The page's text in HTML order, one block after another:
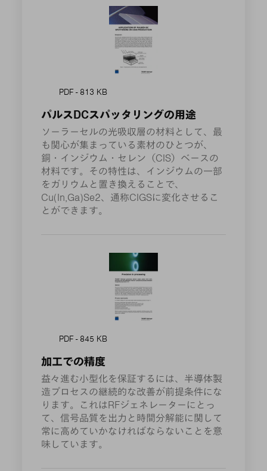
PDF - 813 KB
パルスDCスパッタリングの用途
ソーラーセルの光吸収層の材料として、最
も関心が集まっている素材のひとつが、
銅・インジウム・セレン（CIS）ベースの
材料です。その特性は、インジウムの一部
をガリウムと置き換えることで、
Cu(In,Ga)Se2、通称CIGSに変化させるこ
とができます。
PDF - 845 KB
加工での精度
益々進む小型化を保証するには、半導体製
造プロセスの継続的な改善が前提条件にな
ります。これはRFジェネレーターにとっ
て、信号品質を出力と時間分解能に関して
常に高めていかなければならないことを意
味しています。